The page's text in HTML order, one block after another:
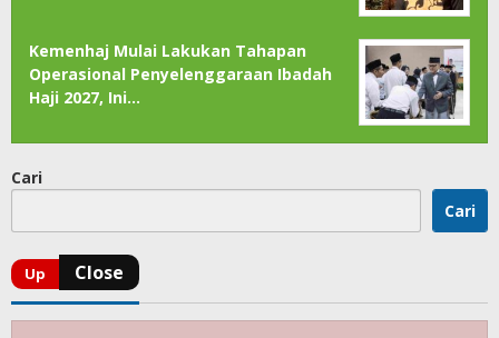
Kemenhaj Mulai Lakukan Tahapan
Operasional Penyelenggaraan Ibadah
Haji 2027, Ini…
Cari
Cari